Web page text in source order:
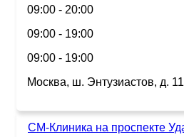
09:00 - 20:00
09:00 - 19:00
09:00 - 19:00
Москва, ш. Энтузиастов, д.
СМ-Клиника на проспекте